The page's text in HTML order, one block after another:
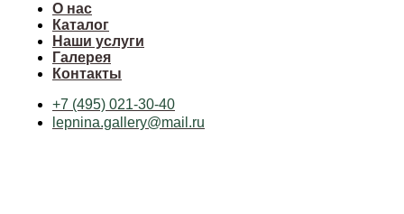
О нас
Каталог
Наши услуги
Галерея
Контакты
+7 (495) 021-30-40
lepnina.gallery@mail.ru